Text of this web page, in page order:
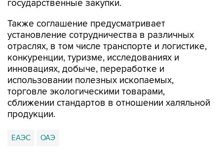
государственные закупки.
Также соглашение предусматривает
установление сотрудничества в различных
отраслях, в том числе транспорте и логистике,
конкуренции, туризме, исследованиях и
инновациях, добыче, переработке и
использовании полезных ископаемых,
торговле экологическими товарами,
сближении стандартов в отношении халяльной
продукции.
ЕАЭС ОАЭ